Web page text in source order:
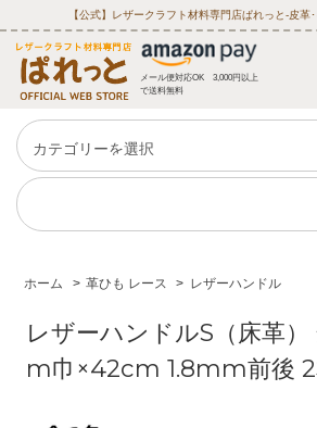
【公式】レザークラフト材料専門店ぱれっと‐皮革
メール便対応OK 3,000円以上
で送料無料
ホーム > 革ひも レース > レザーハンドル
レザーハンドルS（床革
m巾×42cm 1.8mm前後 2